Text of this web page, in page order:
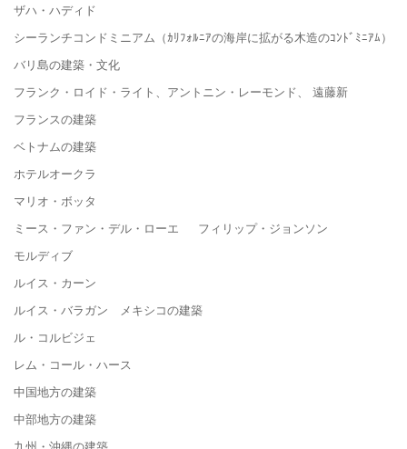
ザハ・ハディド
シーランチコンドミニアム（ｶﾘﾌｫﾙﾆｱの海岸に拡がる木造のｺﾝﾄﾞﾐﾆｱﾑ）
バリ島の建築・文化
フランク・ロイド・ライト、アントニン・レーモンド、 遠藤新
フランスの建築
ベトナムの建築
ホテルオークラ
マリオ・ボッタ
ミース・ファン・デル・ローエ フィリップ・ジョンソン
モルディブ
ルイス・カーン
ルイス・バラガン メキシコの建築
ル・コルビジェ
レム・コール・ハース
中国地方の建築
中部地方の建築